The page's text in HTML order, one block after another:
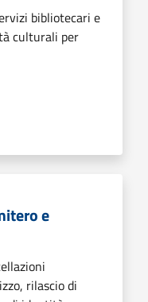
bibliotecari e
culturali per
e
rilascio di